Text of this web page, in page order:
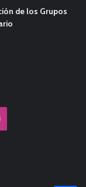
de los Grupos
Instagram